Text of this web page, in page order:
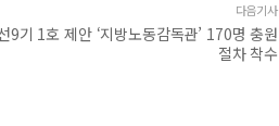
다음기사
9기 1호 제안 ‘지방노동감독관’ 170명 충원
절차 착수